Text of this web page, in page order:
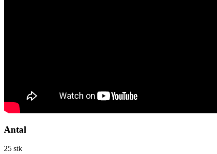
Antal
25 stk